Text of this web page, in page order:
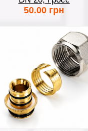
50.00 грн